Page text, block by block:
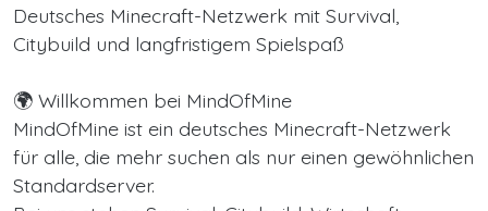
Deutsches Minecraft-Netzwerk mit Survival,
Citybuild und langfristigem Spielspaß
🌍 Willkommen bei MindOfMine
MindOfMine ist ein deutsches Minecraft-Netzwerk
für alle, die mehr suchen als nur einen gewöhnlichen
Standardserver.